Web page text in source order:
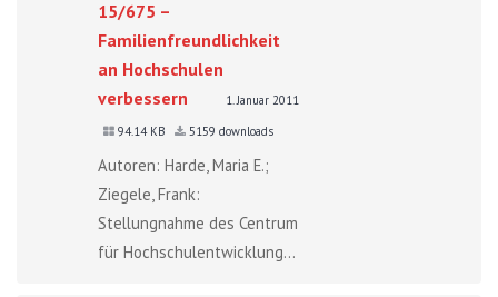
15/675 –
Familienfreundlichkeit
an Hochschulen
verbessern
1. Januar 2011
94.14 KB
5159 downloads
Autoren: Harde, Maria E.;
Ziegele, Frank:
Stellungnahme des Centrum
für Hochschulentwicklung...